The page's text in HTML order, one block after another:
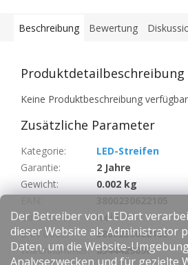
Der Betreiber von LEDart
dieser Website als Administrator
Daten, um die Website-
Analysezwecken und für gezielte
Beschreibung Bewertung
Produktdetailbeschreibung
Keine Produktbeschreibung verfügbar
Zusätzliche Parameter
Kategorie:
LED-Streifen
Garantie:
2 Jahre
Gewicht:
0.002 kg
Dimmbare:
Nein
EAN Code:
3800230622105
Warennummer: 8544429090